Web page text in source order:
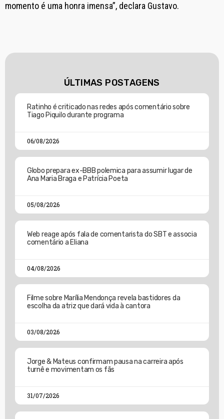
momento é uma honra imensa”, declara Gustavo.
ÚLTIMAS POSTAGENS
Ratinho é criticado nas redes após comentário sobre
Tiago Piquilo durante programa
06/08/2026
Globo prepara ex-BBB polemica para assumir lugar de
Ana Maria Braga e Patrícia Poeta
05/08/2026
Web reage após fala de comentarista do SBT e associa
comentário a Eliana
04/08/2026
Filme sobre Marília Mendonça revela bastidores da
escolha da atriz que dará vida à cantora
03/08/2026
Jorge & Mateus confirmam pausa na carreira após
turnê e movimentam os fãs
31/07/2026